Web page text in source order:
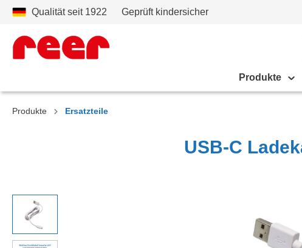
Qualität seit 1922 Geprüft kindersicher
Produkte
Produkte Ersatzteile
USB-C